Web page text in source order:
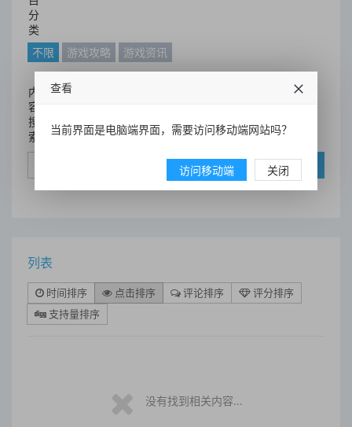
分
类
不限
游戏攻略 游戏资讯
内
容
搜
索
搜索
列表
时间排序 点击排序 评论排序
评分排序
支持量排序
没有找到相关内容...
查看
当前界面是电脑端界面，需要访问移动端网站吗？
访问移动端 关闭